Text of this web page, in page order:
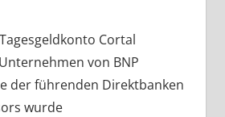
Cortal
von BNP
der führenden Direktbanken
wurde